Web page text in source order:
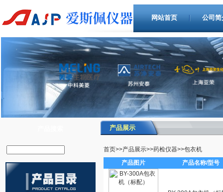
网站首页 公司简
产品展示
首页>>产品展示>>药检仪器>>包衣机
产品图片
产品名称/型号